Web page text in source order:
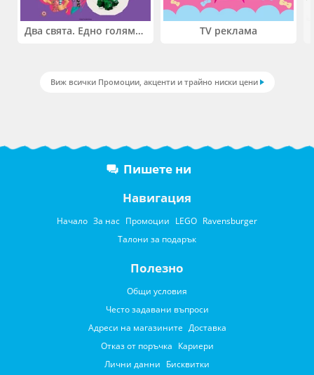
Два свята. Едно голямо приключение. Купи 2 продукта LEGO® Friends и/или LEGO® Minecraft и вземи -27% TV реклама
Виж всички Промоции, акценти и трайно ниски цени
Пишете ни
Навигация
Начало За нас Промоции LEGO Ravensburger
Талони за подарък
Полезно
Общи условия
Често задавани въпроси
Адреси на магазините Доставка
Отказ от поръчка Кариери
Лични данни Бисквитки